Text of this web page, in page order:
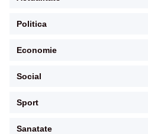
Politica
Economie
Social
Sport
Sanatate